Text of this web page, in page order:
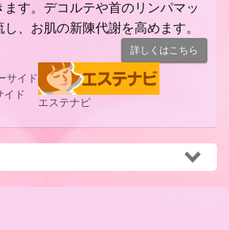
ます。デコルテや首のリンパマッ
、お肌の新陳代謝を高めます。
詳しくはこちら
イド
エステナビ